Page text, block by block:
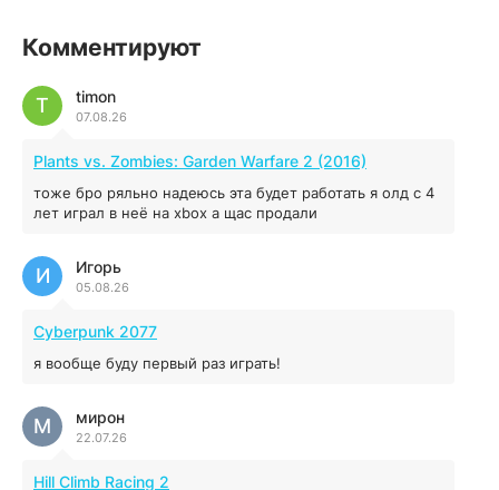
illWill
04.12.2025
MAFIA: THE OLD COUNTRY
44.98 ГБ 2025
04.12.2025
Red Chaos - The Strict Order
04.12.2025
16.95 ГБ
04.12.2025
Комментируют
timon
07.08.26
T
Plants vs. Zombies: Garden Warfare 2 (2016)
тоже бро ряльно надеюсь эта будет работать я олд с 4
лет играл в неё на xbox а щас продали
Игорь
05.08.26
И
Cyberpunk 2077
я вообще буду первый раз играть!
мирон
22.07.26
М
Hill Climb Racing 2